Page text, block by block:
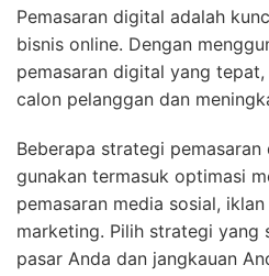
Pemasaran digital adalah
bisnis online. Dengan
pemasaran digital yang
calon pelanggan dan
Beberapa strategi
gunakan termasuk optimasi
pemasaran media sosial,
marketing. Pilih strategi yang
pasar Anda dan jangkauan